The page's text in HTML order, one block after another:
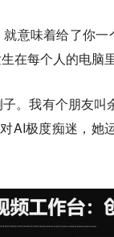
意味着给了你
在每个人的电脑里
。我有个朋友
AI极度痴迷，